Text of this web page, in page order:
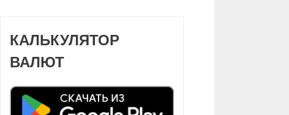
КАЛЬКУЛЯТОР
ВАЛЮТ